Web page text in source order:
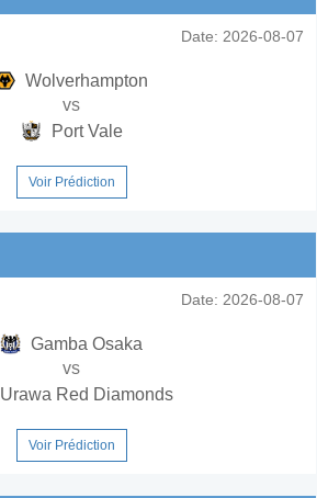
Date: 2026-08-07
Wolverhampton
vs
Port Vale
Voir Prédiction
Date: 2026-08-07
Gamba Osaka
vs
Urawa Red Diamonds
Voir Prédiction